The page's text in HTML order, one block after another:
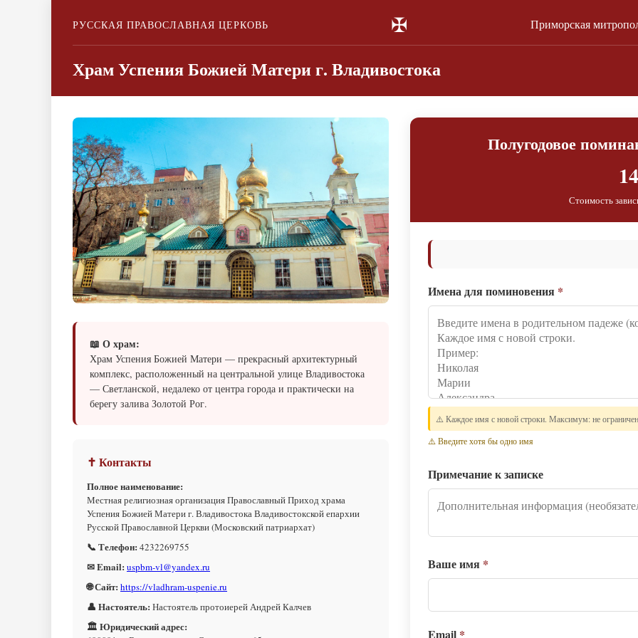
РУССКАЯ ПРАВОСЛАВНАЯ ЦЕРКОВЬ ✠ Приморская
Храм Успения Божией Матери г. Владивостока
📖 О храм:
Храм Успения Божией Матери — прекрасный архитектурный
комплекс, расположенный на центральной улице Владивостока
— Светланской, недалеко от центра города и практически на
берегу залива Золотой Рог.
✝ Контакты
Полное наименование:
Местная религиозная организация Православный Приход храма
Успения Божией Матери г. Владивостока Владивостокской епархии
Русской Православной Церкви (Московский патриархат)
📞 Телефон: 4232269755
✉ Email: uspbm-vl@yandex.ru
🌐 Сайт: https://vladhram-uspenie.ru
👤 Настоятель: Настоятель протоиерей Андрей Калчев
🏛 Юридический адрес:
Полугодовое
Стоимость
Имена для поминовения *
⚠️ Каждое имя с новой строки. Максимум: не
⚠️ Введите хотя бы одно имя
Примечание к записке
Ваше имя *
Email *